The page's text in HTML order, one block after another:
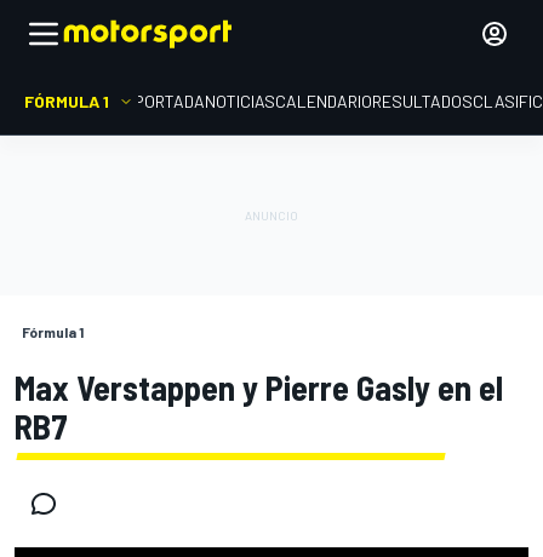
FÓRMULA 1 PORTADANOTICIASCALENDARIORESULTADOS
Fórmula 1
Max Verstappen y Pierre Gasly en el
RB7